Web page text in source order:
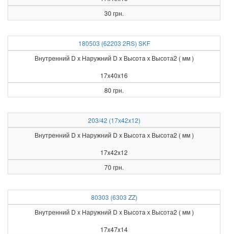
30 грн.
180503 (62203 2RS) SKF
Внутренний D x Наружний D x Высота х Высота2 ( мм )
17x40x16
80 грн.
203/42 (17х42х12)
Внутренний D x Наружний D x Высота х Высота2 ( мм )
17x42x12
70 грн.
80303 (6303 ZZ)
Внутренний D x Наружний D x Высота х Высота2 ( мм )
17x47x14